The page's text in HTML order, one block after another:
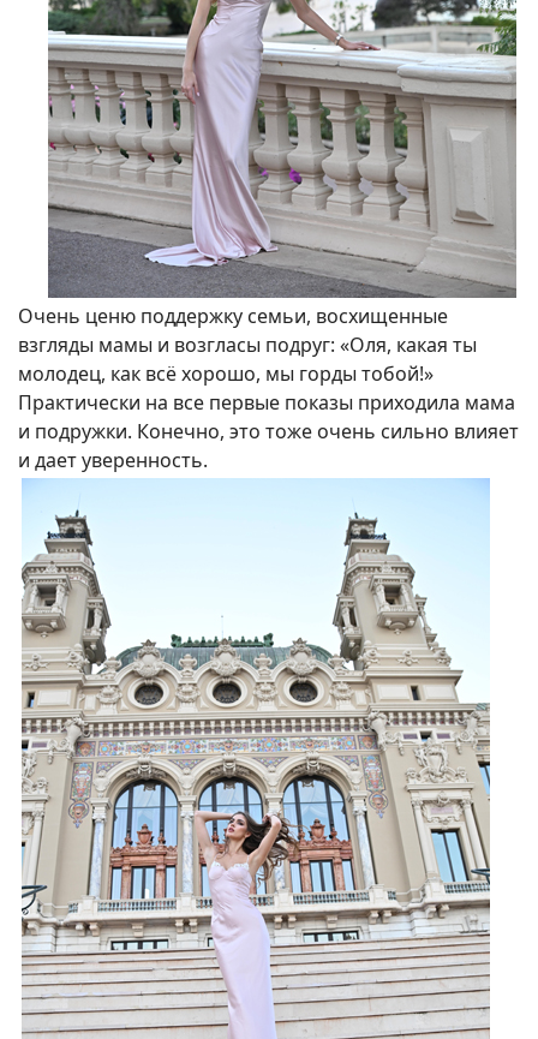
Очень ценю поддержку семьи, восхищенные
взгляды мамы и возгласы подруг: «Оля, какая ты
молодец, как всё хорошо, мы горды тобой!»
Практически на все первые показы приходила мама
и подружки. Конечно, это тоже очень сильно влияет
и дает уверенность.